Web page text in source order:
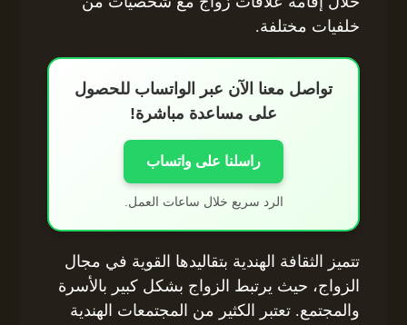
خلفيات مختلفة.
تواصل معنا الآن عبر الواتساب للحصول
على مساعدة مباشرة!
راسلنا على واتساب
الرد سريع خلال ساعات العمل.
تتميز الثقافة الهندية بتقاليدها القوية في مجال
الزواج، حيث يرتبط الزواج بشكل كبير بالأسرة
والمجتمع. تعتبر الكثير من المجتمعات الهندية